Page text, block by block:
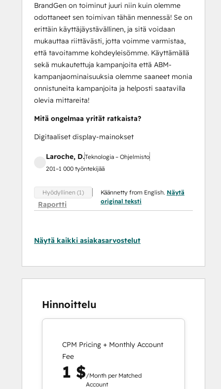
BrandGen on toiminut juuri niin kuin olemme
odottaneet sen toimivan tähän mennessä! Se on
erittäin käyttäjäystävällinen, ja sitä voidaan
mukauttaa riittävästi, jotta voimme varmistaa,
että tavoitamme kohdeyleisömme. Käyttämällä
sekä mukautettuja kampanjoita että ABM-
kampanjaominaisuuksia olemme saaneet monia
onnistuneita kampanjoita ja helposti saatavilla
olevia mittareita!
Mitä ongelmaa yrität ratkaista?
Digitaaliset display-mainokset
Laroche, D.Teknologia – Ohjelmisto
201–1 000 työntekijää
Hyödyllinen (1)
Raportti
Käännetty from English. Näytä
original teksti
Näytä kaikki asiakasarvostelut
Hinnoittelu
CPM Pricing + Monthly Account
Fee
1 $/Month per Matched
Account